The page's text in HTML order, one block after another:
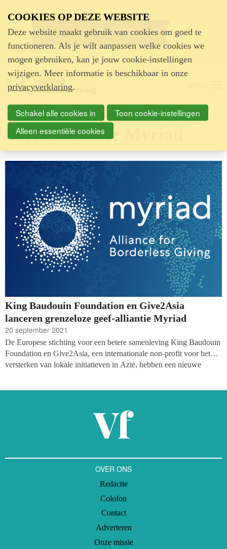
Advertentie
Berichten over Myriad
King Baudouin Foundation en Give2Asia
lanceren grenzeloze geef-alliantie Myriad
20 september 2021
De Europese stichting voor een betere samenleving King Baudouin
Foundation en Give2Asia, een internationale non-profit voor het
versterken van lokale initiatieven in Azië, hebben een nieuwe
over de hele wereld met elkaar te verbinden.
OVER ONS
Redactie
Colofon
Contact
Adverteren
Onze missie
COOKIES OP DEZE WEBSITE
Deze website maakt gebruik van cookies om goed te
functioneren. Als je wilt aanpassen welke cookies we
mogen gebruiken, kan je jouw cookie-instellingen
wijzigen. Meer informatie is beschikbaar in onze
privacyverklaring.
Schakel alle cookies in
Toon cookie-instellingen
Alleen essentiële cookies